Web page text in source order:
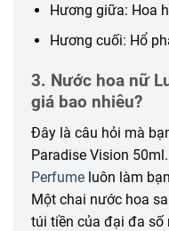
Hương giữa: Hoa
Hương cuối: Hổ
3. Nước hoa nữ
giá bao nhiêu?
Đây là câu hỏi mà
Paradise Vision
Perfume luôn làm
Một chai nước hoa
túi tiền của đại đa số